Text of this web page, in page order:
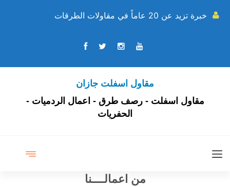
خبرة تزيد عن 20 عاماً في مقاولات الطرقات
مقاول اسفلت جازان
مقاول اسفلت - رصف طرق - اعمال الردميات -
الحفريات
من اعمالــــنا